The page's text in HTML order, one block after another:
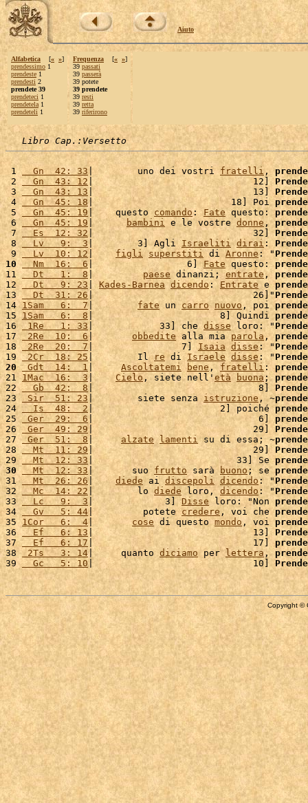
Aiuto
Alfabetica [« »]
prendessimo 1
prendeste 1
prendesti 2
prendete 39
prendeteci 1
prendetela 1
prendeteli 1
Frequenza [« »]
39 passati
39 passerà
39 potete
39 prendete
39 resti
39 retta
39 riferirono
Libro Cap.:Versetto
1
  Gn  42: 33
|        uno dei vostri fratelli ,
2
  Gn  43: 12
|                             12]
3
  Gn  43: 13
|                             13]
4
  Gn  45: 18
|                         18] Poi
5
  Gn  45: 19
|    questo comando: Fate questo:
6
  Gn  45: 19
| bambini e le vostre donne ,
7
  Es  12: 32
|                             32]
8
  Lv   9:  3
|        3] Agli Israeliti dirai:
9
  Lv  10: 12
| figli superstiti di Aronne : "
10
  Nm  16:  6
|                 6] Fate questo:
11
  Dt   1:  8
| paese dinanzi; entrate,
12
  Dt   9: 23
| Kades-Barnea dicendo : Entrate e
13
  Dt  31: 26
|                             26]"
14 1Sam   6:  7 | fate un carro nuovo , poi
15 1Sam   6:  8 |                       8] Quindi
16
1Re   1: 33 |            33] che disse loro: "
17 2Re  10:  6| obbedite alla mia parola ,
18
2Re  20:  7 |                7] Isaia disse : "
19 2Cr  18: 25 |        Il re di Israele disse : "
20 Gdt  14:  1 | Ascoltatemi bene, fratelli :
21 1Mac  16:  3| Cielo, siete nell'età buona;
22
  Gb  42:  8
|                              8]
23
Sir  51: 23 |        siete senza istruzione , ~
24
  Is  48:  2
|                       2] poiché
25 Ger  29:  6 |                              6]
26 Ger  49: 29 |                             29]
27 Ger  51:  8 | alzate lamenti su di essa; ~
28
  Mt  11: 29
|                             29]
29
  Mt  12: 33
|                          33] Se
30
  Mt  12: 33
|       suo frutto sarà buono ; se
31
  Mt  26: 26
| diede ai discepoli dicendo: "
32
  Mc  14: 22
|        lo diede loro, dicendo : "
33
  Lc   9:  3
|             3] Disse loro: "Non
34
  Gv   5: 44
|         potete credere , voi che
35 1Cor   6:  4| cose di questo mondo , voi
36
  Ef   6: 13
|                             13]
37
  Ef   6: 17
|                             17]
38
2Ts   3: 14|     quanto diciamo per lettera,
39
  Gc   5: 10
|                             10]
Copyright ©